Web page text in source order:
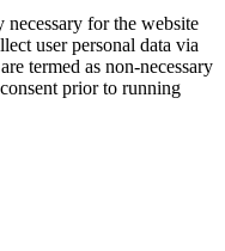
for the website
user personal data via
termed as non-necessary
prior to running